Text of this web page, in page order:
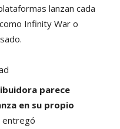
lanzan cada
Infinity War o
parece
en su propio
entregó